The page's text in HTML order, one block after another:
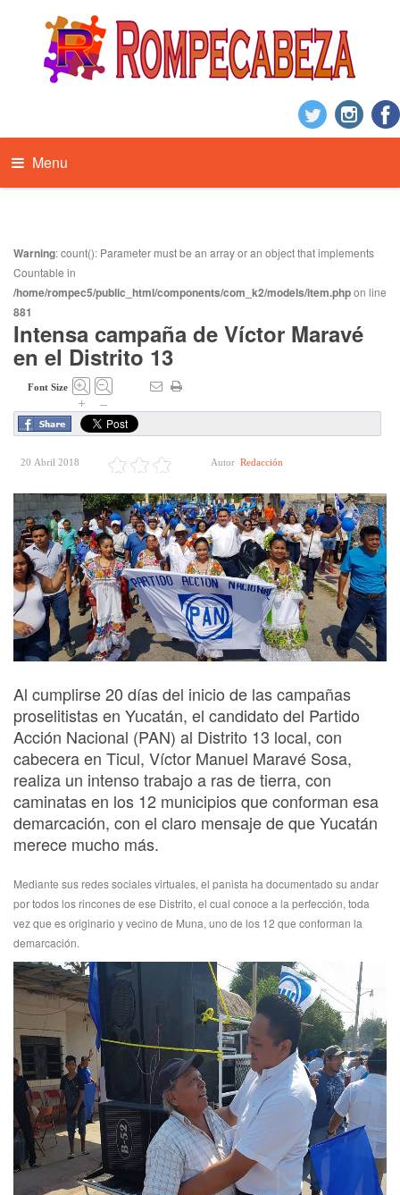
Menu
Warning: count(): Parameter must be an array or an object that implements
Countable in
/home/rompec5/public_html/components/com_k2/models/item.phpon line
881
Intensa campaña de Víctor Maravé
en el Distrito 13
Font Size
+ –
20 Abril 2018 Autor Redacción
Al cumplirse 20 días del inicio de las campañas
proselitistas en Yucatán, el candidato del Partido
Acción Nacional (PAN) al Distrito 13 local, con
cabecera en Ticul, Víctor Manuel Maravé Sosa,
realiza un intenso trabajo a ras de tierra, con
caminatas en los 12 municipios que conforman esa
demarcación, con el claro mensaje de que Yucatán
merece mucho más.
Mediante sus redes sociales virtuales, el panista ha documentado su andar
por todos los rincones de ese Distrito, el cual conoce a la perfección, toda
vez que es originario y vecino de Muna, uno de los 12 que conforman la
demarcación.